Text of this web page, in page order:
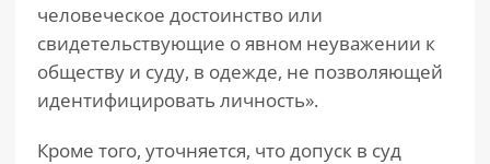
человеческое достоинство или
свидетельствующие о явном неуважении к
обществу и суду, в одежде, не позволяющей
идентифицировать личность».
Кроме того, уточняется, что допуск в суд